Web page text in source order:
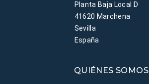
Planta Baja Local D
41620 Marchena
Sevilla
España
QUIÉNES SOMOS